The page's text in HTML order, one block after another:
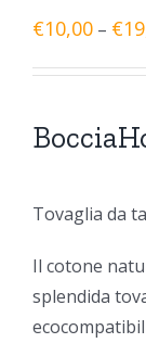
€10,00 – €
Tovaglia da
Il cotone
splendida